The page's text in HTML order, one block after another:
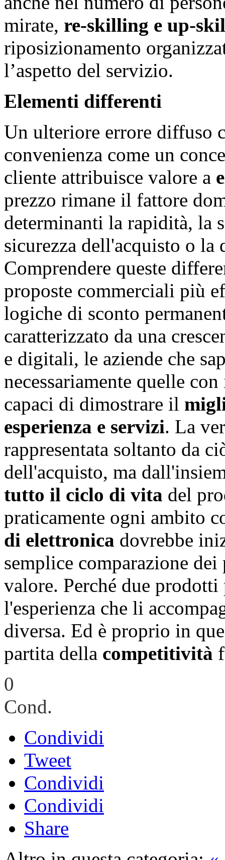
mirate, re-skilling e up-
riposizionamento
l’aspetto del servizio.
Elementi differenti
Un ulteriore errore diffuso
convenienza come un
cliente attribuisce valore a
prezzo rimane il fattore
determinanti la rapidità, la
sicurezza dell'acquisto o
Comprendere queste
proposte commerciali più
logiche di sconto
caratterizzato da una
e digitali, le aziende che
necessariamente quelle
capaci di dimostrare il
esperienza e servizi. La
rappresentata soltanto da
dell'acquisto, ma
tutto il ciclo di vita del
praticamente ogni ambito
di elettronica dovrebbe
semplice comparazione
valore. Perché due prodotti
l'esperienza che li
diversa. Ed è proprio in
partita della competitività
0
Cond.
Condividi
Tweet
Condividi
Condividi
Share